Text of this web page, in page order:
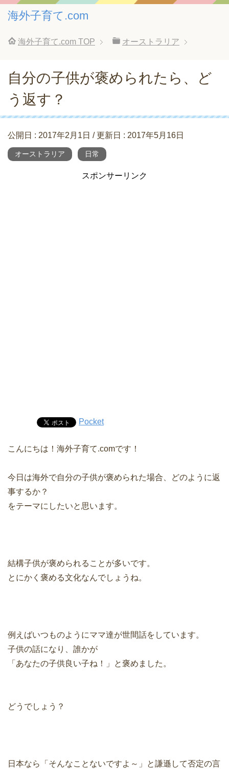
海外子育て.com
海外子育て.com TOP オーストラリア
自分の子供が褒められたら、ど
う返す？
公開日 : 2017年2月1日 / 更新日 : 2017年5月16日
オーストラリア 日常
スポンサーリンク
Pocket
こんにちは！海外子育て.comです！
今日は海外で自分の子供が褒められた場合、どのように返
事するか？
をテーマにしたいと思います。
結構子供が褒められることが多いです。
とにかく褒める文化なんでしょうね。
例えばいつものようにママ達が世間話をしています。
子供の話になり、誰かが
「あなたの子供良い子ね！」と褒めました。
どうでしょう？
日本なら「そんなことないですよ～」と謙遜して否定の言